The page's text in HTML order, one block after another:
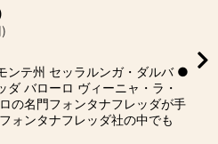
)
ンテ州 セッラルンガ・ダルバ ●
ダ バローロ ヴィーニャ・ラ・
の名門フォンタナフレッダが手
ォンタナフレッダ社の中でも